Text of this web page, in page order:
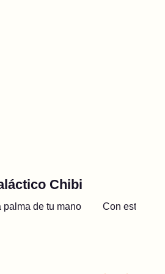
Chibi
palma de tu mano Con esta